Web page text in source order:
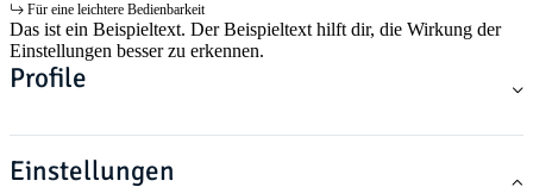
Für eine leichtere Bedienbarkeit
Das ist ein Beispieltext. Der Beispieltext hilft dir, die Wirkung der
Einstellungen besser zu erkennen.
Profile
Einstellungen